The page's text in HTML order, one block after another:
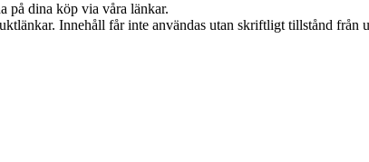
på dina köp via våra länkar.
Innehåll får inte användas utan skriftligt tillstånd från